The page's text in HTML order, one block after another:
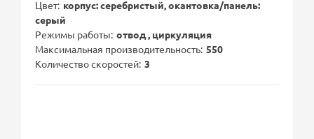
Цвет корпус: серебристый, окантовка/панель:
серый
Режимы работы отвод , циркуляция
Максимальная производительность 550
Количество скоростей 3